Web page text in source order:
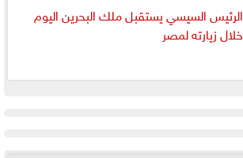
الرئيس السيسي يستقبل ملك البحرين اليوم
خلال زيارته لمصر